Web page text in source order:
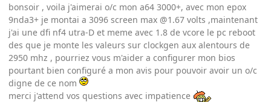
bonsoir , voila j'aimerai o/c mon a64 3000+, avec mon epox
9nda3+ je montai a 3096 screen max @1.67 volts ,maintenant
j'ai une dfi nf4 utra-D et meme avec 1.8 de vcore le pc reboot
des que je monte les valeurs sur clockgen aux alentours de
2950 mhz , pourriez vous m'aider a configurer mon bios
pourtant bien configuré a mon avis pour pouvoir avoir un o/c
digne de ce nom
merci j'attend vos questions avec impatience